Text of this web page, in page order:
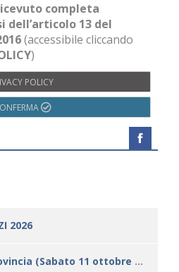
completa
13 del
(accessibile cliccando
)
POLICY
2026
FIDICOMTUR – La Provincia (Sabato 11 ottobre 2025)